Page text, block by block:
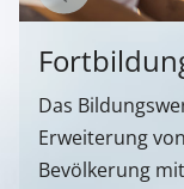
Das
Erweiterung
Bevölkerung